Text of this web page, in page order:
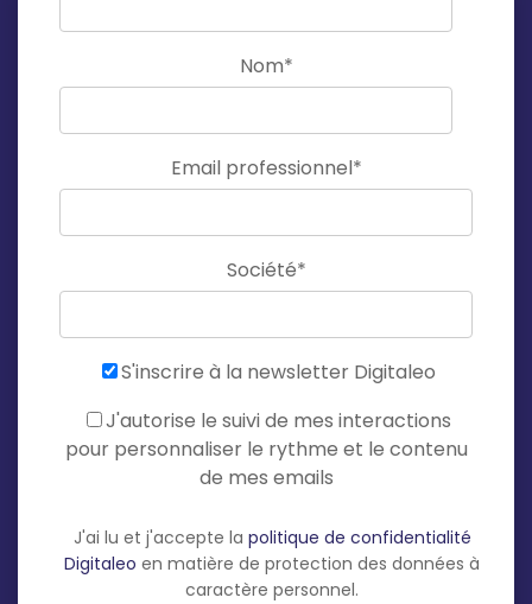
Nom*
Email professionnel*
Société*
S'inscrire à la newsletter Digitaleo
J'autorise le suivi de mes interactions
pour personnaliser le rythme et le contenu
de mes emails
J'ai lu et j'accepte la politique de confidentialité
Digitaleo en matière de protection des données à
caractère personnel.